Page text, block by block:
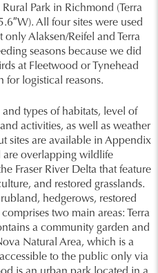
Park in Richmond (Terra
All four sites were used
Alaksen/Reifel and Terra
seasons because we did
at Fleetwood or Tynehead
for logistical reasons.
types of habitats, level of
activities, as well as weather
sites are available in Appendix
are overlapping wildlife
Fraser River Delta that feature
and restored grasslands.
hedgerows, restored
two main areas: Terra
a community garden and
Natural Area, which is a
to the public only via